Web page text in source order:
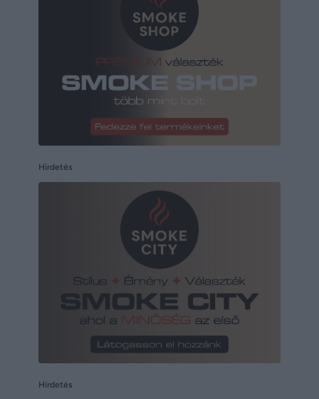
Hirdetés
Hirdetés